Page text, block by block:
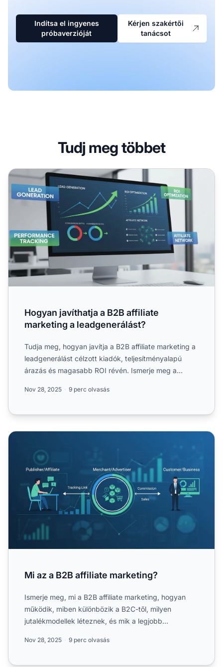
Indítsa el ingyenes
próbaverzióját
Kérjen szakértői
tanácsot
Tudj meg többet
Hogyan javíthatja a B2B affiliate marketing a
Hogyan javíthatja a B2B affiliate
marketing a leadgenerálást?
Tudja meg, hogyan javítja a B2B affiliate marketing a
leadgenerálást célzott kiadók, teljesítményalapú
árazás és magasabb ROI révén. Ismerje meg a
Nov 28, 2025 9 perc olvasás
Mi az a B2B affiliate marketing?
Mi az a B2B affiliate marketing?
Ismerje meg, mi a B2B affiliate marketing, hogyan
működik, miben különbözik a B2C-től, milyen
jutalékmodellek léteznek, és mik a legjobb
Nov 28, 2025 9 perc olvasás